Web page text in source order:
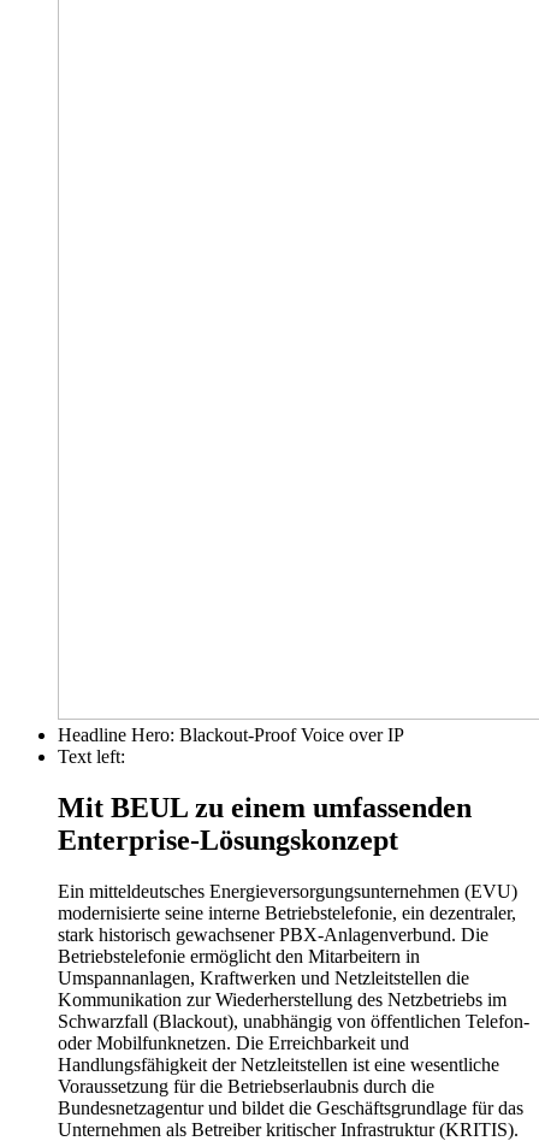
Headline Hero: Blackout-Proof Voice over IP
Text left:
Mit BEUL zu einem umfassenden
Enterprise-Lösungskonzept
Ein mitteldeutsches Energieversorgungsunternehmen (EVU)
modernisierte seine interne Betriebstelefonie, ein dezentraler,
stark historisch gewachsener PBX-Anlagenverbund. Die
Betriebstelefonie ermöglicht den Mitarbeitern in
Umspannanlagen, Kraftwerken und Netzleitstellen die
Kommunikation zur Wiederherstellung des Netzbetriebs im
Schwarzfall (Blackout), unabhängig von öffentlichen Telefon-
oder Mobilfunknetzen. Die Erreichbarkeit und
Handlungsfähigkeit der Netzleitstellen ist eine wesentliche
Voraussetzung für die Betriebserlaubnis durch die
Bundesnetzagentur und bildet die Geschäftsgrundlage für das
Unternehmen als Betreiber kritischer Infrastruktur (KRITIS).